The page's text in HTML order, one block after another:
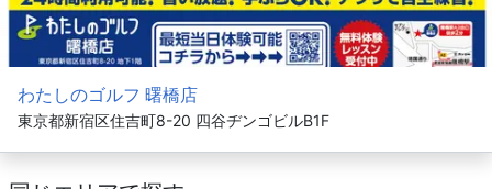
わたしのゴルフ 曙橋店
東京都新宿区住吉町8-20 四谷ヂンゴビルB1F